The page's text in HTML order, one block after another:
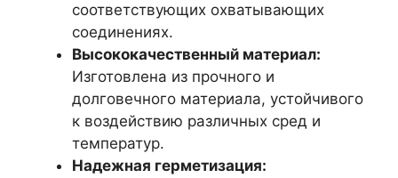
соответствующих охватывающих
соединениях.
Высококачественный материал:
Изготовлена из прочного и
долговечного материала, устойчивого
к воздействию различных сред и
температур.
Надежная герметизация: